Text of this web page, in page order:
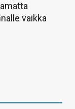
vaikka